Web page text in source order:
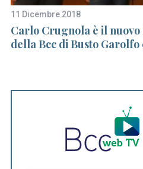
11 Dicembre 2018
Carlo Crugnola è il
della Bcc di Busto